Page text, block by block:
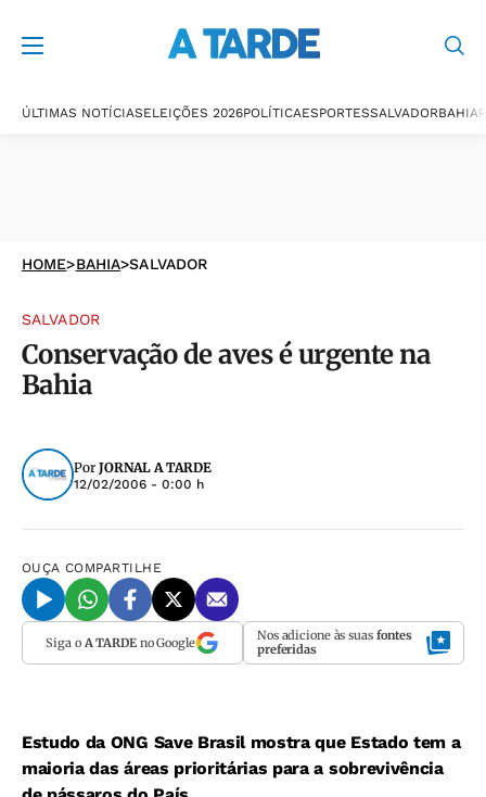
ÚLTIMAS NOTÍCIASELEIÇÕES 2026POLÍTICAESPORTESSALVADORBAHIA
HOME>BAHIA>SALVADOR
SALVADOR
Conservação de aves é urgente na
Bahia
Por JORNAL A TARDE
12/02/2006 - 0:00 h
OUÇA COMPARTILHE
Siga o A TARDEno Google Nos adicione às suas fontes
preferidas
Estudo da ONG Save Brasil mostra que Estado tem a
maioria das áreas prioritárias para a sobrevivência